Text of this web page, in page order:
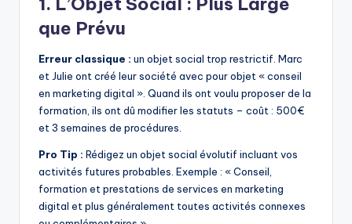
que Prévu
Erreur classique : un objet social trop restrictif. Marc
et Julie ont créé leur société avec pour objet « conseil
en marketing digital ». Quand ils ont voulu proposer de la
formation, ils ont dû modifier les statuts – coût : 500€
et 3 semaines de procédures.
Pro Tip : Rédigez un objet social évolutif incluant vos
activités futures probables. Exemple : « Conseil,
formation et prestations de services en marketing
digital et plus généralement toutes activités connexes